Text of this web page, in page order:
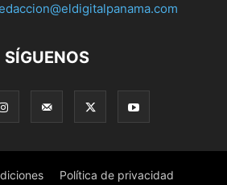
SÍGUENOS
Política de privacidad